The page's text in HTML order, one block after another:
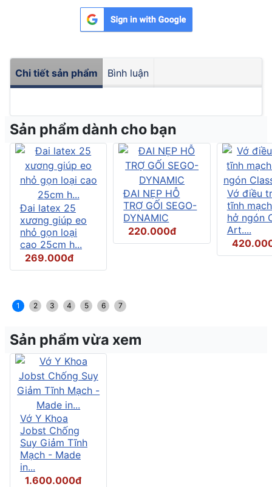
Chi tiết sản phẩm Bình luận
Sản phẩm dành cho bạn
Đai latex 25
xương giúp eo
nhỏ gọn loại
cao 25cm h...
269.000đ
ĐAI NẸP HỖ
TRỢ GỐI SEGO-
DYNAMIC
220.000đ
Vớ điều
tĩnh
hở ngón
Art....
1 2 3 4 5 6 7
Sản phẩm vừa xem
Vớ Y Khoa
Jobst Chống
Suy Giảm Tĩnh
Mạch - Made
in...
1.600.000đ